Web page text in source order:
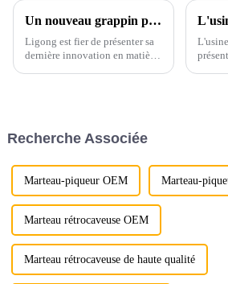
Un nouveau grappin pour excavatrices révolutionne l'abattage des arbres
Ligong est fier de présenter sa
dernière innovation en matière
arbres et des souches.
Recherche Associée
Marteau-piqueur OEM Marteau-
Marteau rétrocaveuse OEM
Marteau rétrocaveuse de haute qualité